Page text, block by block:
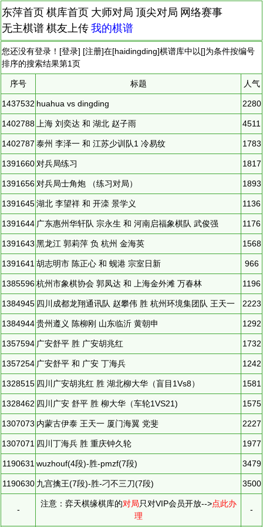
东萍首页 棋库首页 大师对局 顶尖对局 网络赛事
无主棋谱 棋友上传 我的棋谱
您还没有登录！[登录] [注册]在[haidingding]棋谱库中以[]为条件按编号
排序的搜索结果第1页
序号 标题 人气
1437532 huahua vs dingding 2280
1402788 上海 刘奕达 和 湖北 赵子雨 4511
1402787 泰州 李泽一 和 江苏少训队1 冷易纹 1783
1391660 对兵局练习 1817
1391656 对兵局士角炮 （练习对局） 1893
1391645湖北 李望祥 和 开滦 景学义 1136
1391644 广东惠州华轩队 宗永生 和 河南启福象棋队 武俊强 1176
1391643 黑龙江 郭莉萍 负 杭州 金海英 1568
1391641 胡志明市 陈正心 和 蚬港 宗室日新 966
1385596杭州市象棋协会 郭凤达 和 上海金外滩 万春林 1196
1384945 四川成都龙翔通讯队 赵攀伟 胜 杭州环境集团队 王天一 2223
1384944贵州遵义 陈柳刚 山东临沂 黄朝申 1292
1357594 广安舒平 胜 广安胡兆红 1732
1357254 广安舒平 和 广安 丁海兵 1242
1328515 四川广安胡兆红 胜 湖北柳大华（盲目1Vs8） 1581
1328462 四川广安 舒平 胜 柳大华（车轮1VS21) 1575
1307073 内蒙古伊泰 王天一 厦门海翼 党斐 2227
1307071 四川丁海兵 胜 重庆钟久轮 1977
1190631 wuzhouf(4段)-胜-pmzf(7段) 3479
1190630 九宫擒王(7段)-胜-刁不三刀(7段) 3500
-
注意：弈天棋缘棋库的对局只对VIP会员开放-->点此办
理
-